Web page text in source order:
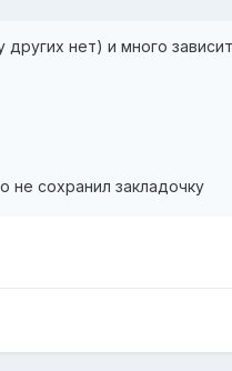
нет) и много
не сохранил закладочку